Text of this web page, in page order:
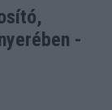
-